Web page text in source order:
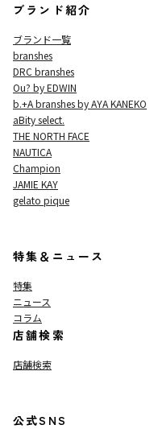
ブランド紹介
ブランド一覧
branshes
DRC branshes
Ou? by EDWIN
b.+A branshes by AYA KANEKO
aBity select.
THE NORTH FACE
NAUTICA
Champion
JAMIE KAY
gelato pique
特集＆ニュース
特集
ニュース
コラム
店舗検索
店舗検索
公式SNS